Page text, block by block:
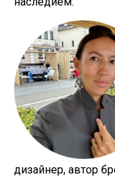
дизайнер, автор